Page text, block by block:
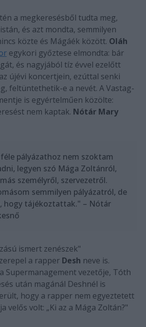
a megkeresésből tudta meg,
és azt mondta, semmilyen
közte és Mágáék között. Oláh
egykori győztese elmondta: bár
és nagyjából tíz évvel ezelőtt
újévi koncertjein, ezúttal senki
feltüntethetik-e a nevét. A Vastag-
is egyértelműen közölte:
nem kaptak. Nótár Mary
pályázathoz nem szoktam
legyen szó Mága Zoltánról,
személyről, szervezetről.
semmilyen pályázatról, de
hogy tájékoztattak." – Nótár
ismert zenészek"
a rapper Desh neve is.
Supermanagement vezetője, Tóth
után magánál Deshnél is
hogy a rapper nem egyeztetett
velős volt: „Ki az a Mága Zoltán?"